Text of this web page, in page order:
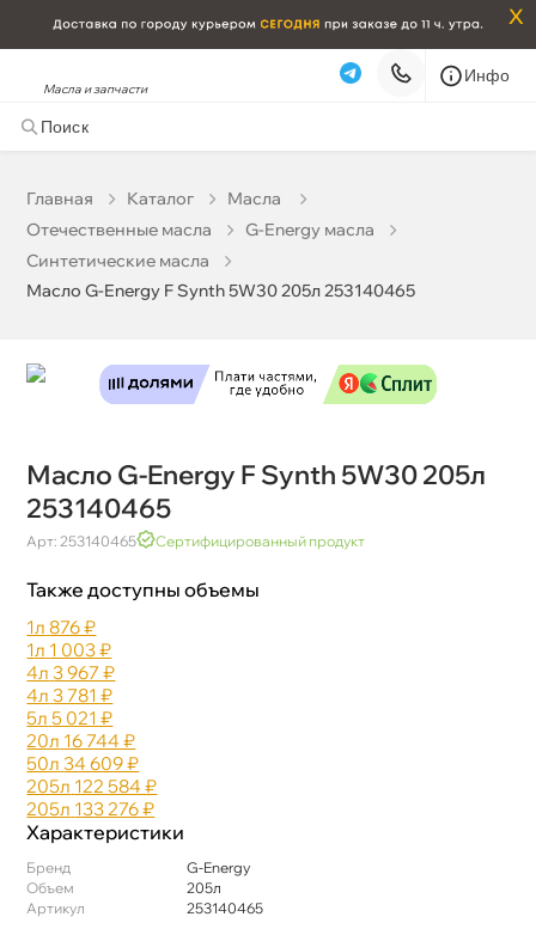
x
Масла и запчасти
Инфо
Главная Катало
Масла
Отечественные масла
G-Energy масла
Синтетические масла
Масло G-Energy F Synth 5W30 205л 253140465
Масло G-Energy F Synth 5W30 205л
253140465
Арт: 253140465 Сертифицированный продукт
Также доступны объемы
1л 876 ₽
1л 1 003 ₽
4л 3 967 ₽
4л 3 781 ₽
5л 5 021 ₽
20л 16 744 ₽
50л 34 609 ₽
205л 122 584 ₽
205л 133 276 ₽
Характеристики
Бренд
G-Energy
Объем
205л
Артикул
253140465
Бесплатная
Срочная за 2 ч – 399 ₽
Карта Список